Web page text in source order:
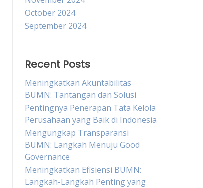
October 2024
September 2024
Recent Posts
Meningkatkan Akuntabilitas
BUMN: Tantangan dan Solusi
Pentingnya Penerapan Tata Kelola
Perusahaan yang Baik di Indonesia
Mengungkap Transparansi
BUMN: Langkah Menuju Good
Governance
Meningkatkan Efisiensi BUMN:
Langkah-Langkah Penting yang